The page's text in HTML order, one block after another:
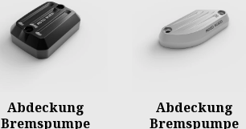
Abdeckung
Bremspumpe
Abdeckung
Bremspumpe